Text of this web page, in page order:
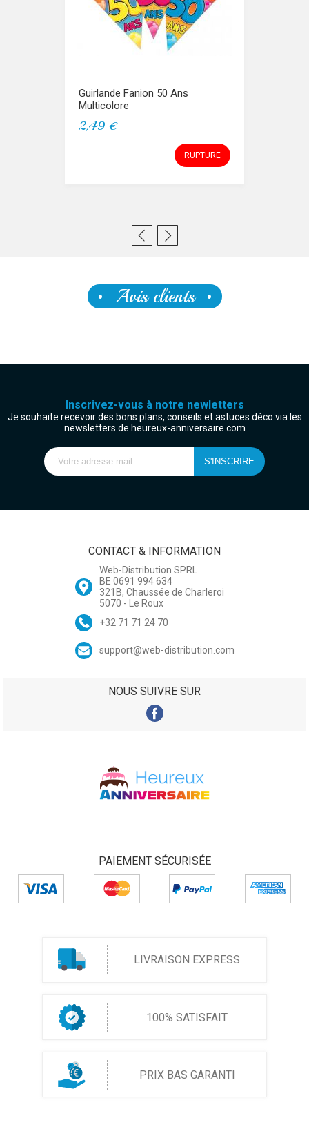
Guirlande Fanion 50 Ans
Multicolore
2,49 €
RUPTURE
Avis clients
Inscrivez-vous à notre newletters
Je souhaite recevoir des bons plans, conseils et astuces déco via les
newsletters de heureux-anniversaire.com
CONTACT & INFORMATION
Web-Distribution SPRL
BE 0691 994 634
321B, Chaussée de Charleroi
5070 - Le Roux
+32 71 71 24 70
support@web-distribution.com
NOUS SUIVRE SUR
PAIEMENT SÉCURISÉE
LIVRAISON EXPRESS
100% SATISFAIT
PRIX BAS GARANTI